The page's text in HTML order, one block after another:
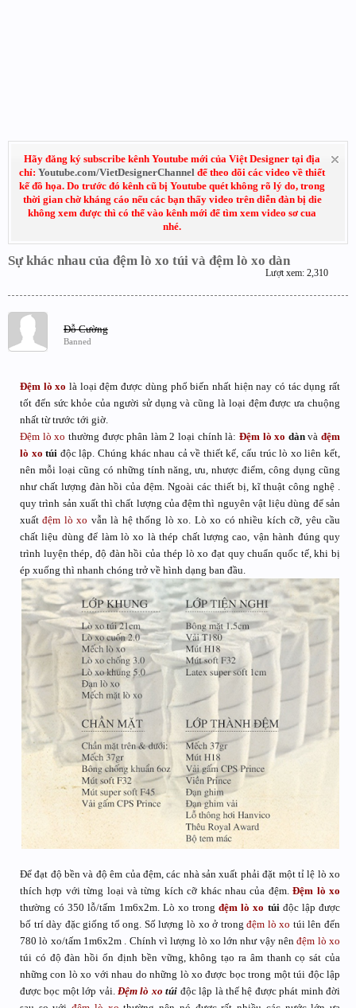
Hãy đăng ký subscribe kênh Youtube mới của Việt Designer tại địa
chỉ: Youtube.com/VietDesignerChannel để theo dõi các video về thiết
kế đồ họa. Do trước đó kênh cũ bị Youtube quét không rõ lý do, trong
thời gian chờ kháng cáo nếu các bạn thấy video trên diễn đàn bị die
không xem được thì có thể vào kênh mới để tìm xem video sơ cua
nhé.
Sự khác nhau của đệm lò xo túi và đệm lò xo dàn
Lượt xem: 2,310
Đỗ Cường
Banned
Đệm lò xo là loại đệm được dùng phổ biến nhất hiện nay có tác dụng rất
tốt đến sức khỏe của người sử dụng và cũng là loại đệm được ưa chuộng
nhất từ trước tới giờ.
Đệm lò xo thường được phân làm 2 loại chính là: Đệm lò xo dànvà đệm
lò xo túi độc lập. Chúng khác nhau cả về thiết kế, cấu trúc lò xo liên kết,
nên mỗi loại cũng có những tính năng, ưu, nhược điểm, công dụng cũng
như chất lượng đàn hồi của đệm. Ngoài các thiết bị, kĩ thuật công nghệ .
quy trình sản xuất thì chất lượng của đệm thì nguyên vật liệu dùng để sản
xuấtđệm lò xo vẫn là hệ thống lò xo. Lò xo có nhiều kích cỡ, yêu cầu
chất liệu dùng để làm lò xo là thép chất lượng cao, vận hành đúng quy
trình luyện thép, độ đàn hồi của thép lò xo đạt quy chuẩn quốc tế, khi bị
ép xuống thì nhanh chóng trở về hình dạng ban đầu.
Để đạt độ bền và độ êm của đệm, các nhà sản xuất phải đặt một tỉ lệ lò xo
thích hợp với từng loại và từng kích cỡ khác nhau của đệm.Đệm lò xo
thường có 350 lỗ/tấm 1m6x2m. Lò xo trongđệm lò xo túiđộc lập được
bố trí dày đặc giống tổ ong. Số lượng lò xo ở trongđệm lò xo túi lên đến
780 lò xo/tấm 1m6x2m . Chính vì lượng lò xo lớn như vậy nênđệm lò xo
túi có độ đàn hồi ổn định bền vững, không tạo ra âm thanh cọ sát của
những con lò xo với nhau do những lò xo được bọc trong một túi độc lập
được bọc một lớp vải.Đệm lò xo túi độc lập là thế hệ được phát minh đời